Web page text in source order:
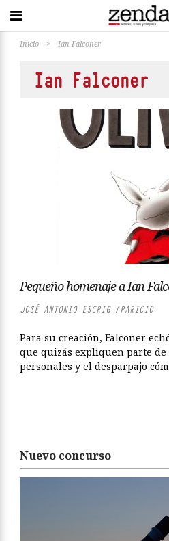
Inicio > Ian Falconer
Ian Falconer
Pequeño homenaje a Ian
JOSÉ ANTONIO ESCRIG APARICIO
Para su creación, Falconer
que quizás expliquen parte de
personales y el desparpajo
Nuevo concurso